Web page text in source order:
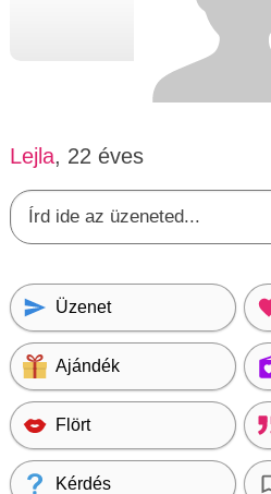
Lejla, 22 éves
Üzenet
Ajándék
Flört
Kérdés